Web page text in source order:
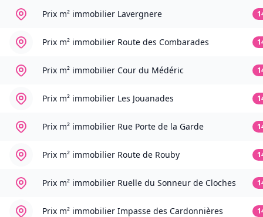
Prix m² immobilier Lavergnere
Prix m² immobilier Route des Combarades
Prix m² immobilier Cour du Médéric
Prix m² immobilier Les Jouanades
Prix m² immobilier Rue Porte de la Garde
Prix m² immobilier Route de Rouby
Prix m² immobilier Ruelle du Sonneur de Cloches
Prix m² immobilier Impasse des Cardonnières